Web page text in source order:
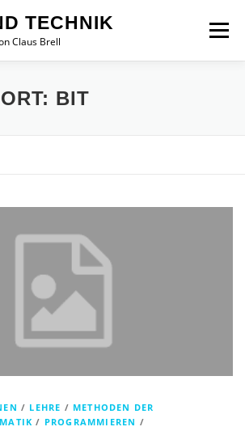
TECHNIK
Claus Brell
Menü
BIT
/ LEHRE / METHODEN DER
/ PROGRAMMIEREN /